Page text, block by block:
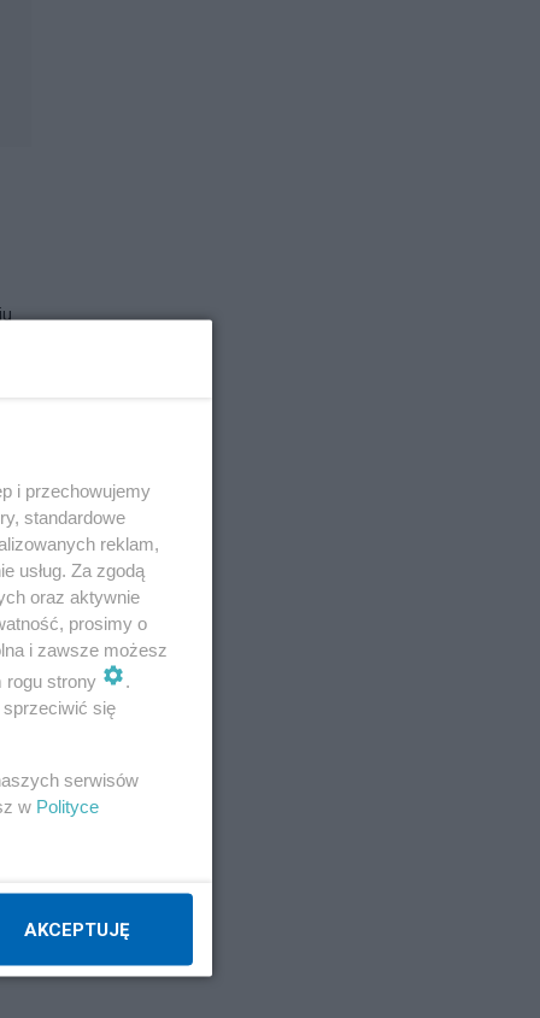
i przechowujemy
standardowe
reklam,
usług. Za zgodą
oraz aktywnie
prosimy o
i zawsze możesz
rogu strony
.
się
serwisów
w Polityce
AKCEPTUJĘ